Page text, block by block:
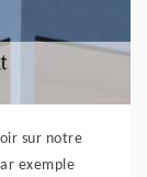
sur notre
exemple